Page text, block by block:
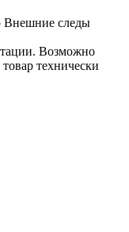
Внешние следы
Возможно
технически